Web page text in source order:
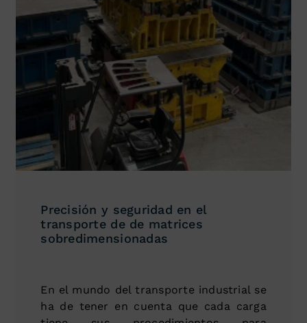
Precisión y seguridad en el
transporte de de matrices
sobredimensionadas
En el mundo del transporte industrial se
ha de tener en cuenta que cada carga